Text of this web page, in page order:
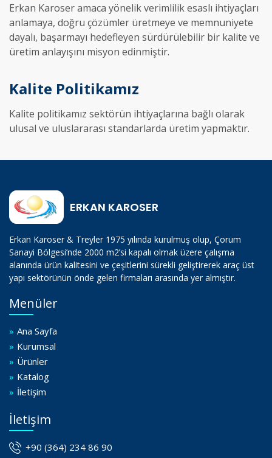
Erkan Karoser amaca yönelik verimlilik esaslı ihtiyaçları
anlamaya, doğru çözümler üretmeye ve memnuniyete
dayalı, başarmayı hedefleyen sürdürülebilir bir kalite ve
üretim anlayışını misyon edinmiştir.
Kalite Politikamız
Kalite politikamız sektörün ihtiyaçlarına bağlı olarak
ulusal ve uluslararası standarlarda üretim yapmaktır.
ERKAN KAROSER
Erkan Karoser & Treyler 1975 yılında kurulmuş olup, Çorum
Sanayi Bölgesi’nde 2000 m2’si kapalı olmak üzere çalışma
alanında ürün kalitesini ve çeşitlerini sürekli geliştirerek araç üst
yapı sektörünün önde gelen firmaları arasında yer almıştır.
Menüler
» Ana Sayfa
» Kurumsal
» Ürünler
» Katalog
» İletişim
İletişim
+90 (364) 234 86 90